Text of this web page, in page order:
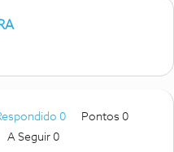
0
Pontos 0
A Seguir 0